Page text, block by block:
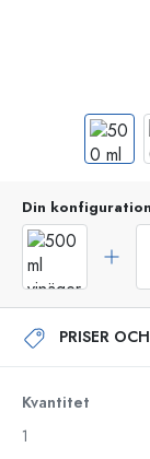
Din konfiguration
PRISER
Kvantitet
1